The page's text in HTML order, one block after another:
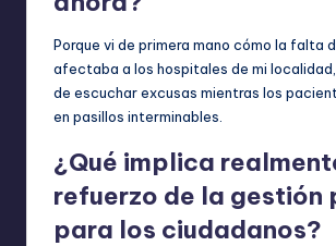
Porque vi de primera mano cómo la falta
afectaba a los hospitales de mi
de escuchar excusas mientras los
en pasillos interminables.
¿Qué implica
refuerzo de la gestión
para los ciudadanos?